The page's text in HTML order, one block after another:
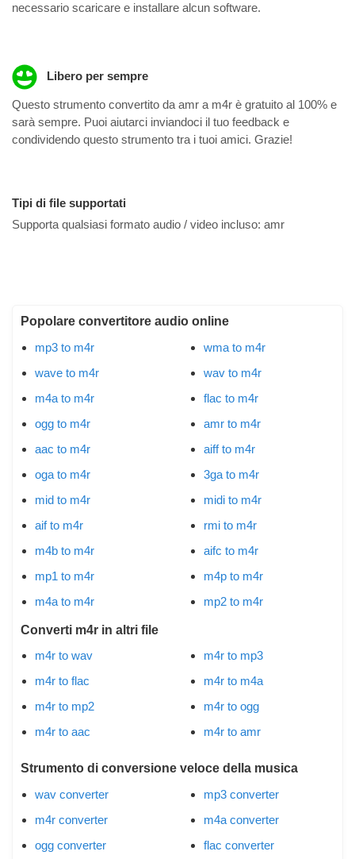
necessario scaricare e installare alcun software.
Libero per sempre
Questo strumento convertito da amr a m4r è gratuito al 100% e
sarà sempre. Puoi aiutarci inviandoci il tuo feedback e
condividendo questo strumento tra i tuoi amici. Grazie!
Tipi di file supportati
Supporta qualsiasi formato audio / video incluso: amr
Popolare convertitore audio online
mp3 to m4r
wave to m4r
m4a to m4r
ogg to m4r
aac to m4r
oga to m4r
mid to m4r
aif to m4r
m4b to m4r
mp1 to m4r
m4a to m4r
wma to m4r
wav to m4r
flac to m4r
amr to m4r
aiff to m4r
3ga to m4r
midi to m4r
rmi to m4r
aifc to m4r
m4p to m4r
mp2 to m4r
Converti m4r in altri file
m4r to wav
m4r to flac
m4r to mp2
m4r to aac
m4r to mp3
m4r to m4a
m4r to ogg
m4r to amr
Strumento di conversione veloce della musica
wav converter
m4r converter
ogg converter
mp3 converter
m4a converter
flac converter